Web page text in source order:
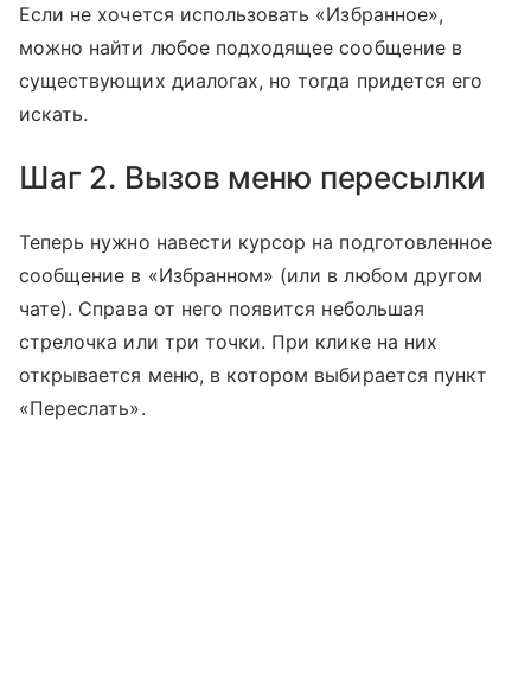
Если не хочется использовать «Избранное»,
можно найти любое подходящее сообщение в
существующих диалогах, но тогда придется его
искать.
Шаг 2. Вызов меню пересылки
Теперь нужно навести курсор на подготовленное
сообщение в «Избранном» (или в любом другом
чате). Справа от него появится небольшая
стрелочка или три точки. При клике на них
открывается меню, в котором выбирается пункт
«Переслать».